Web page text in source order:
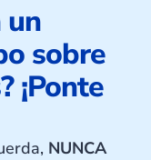
un
sobre
¡Ponte
NUNCA